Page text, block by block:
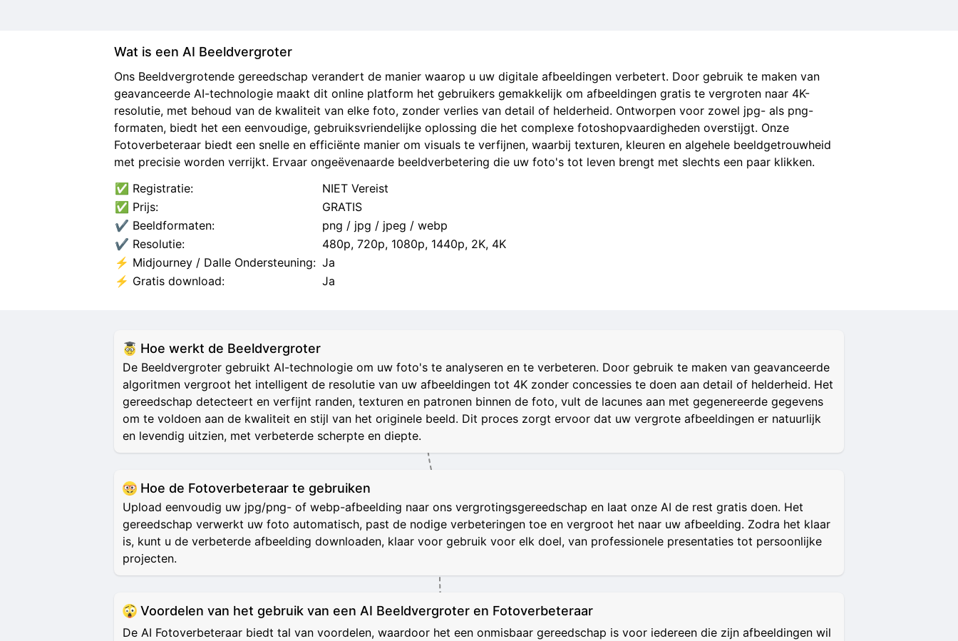
Wat is een AI Beeldvergroter
Ons Beeldvergrotende gereedschap verandert de manier waarop u uw digitale afbeeldingen verbetert. Door gebruik te maken van
geavanceerde AI-technologie maakt dit online platform het gebruikers gemakkelijk om afbeeldingen gratis te vergroten naar 4K-
resolutie, met behoud van de kwaliteit van elke foto, zonder verlies van detail of helderheid. Ontworpen voor zowel jpg- als png-
formaten, biedt het een eenvoudige, gebruiksvriendelijke oplossing die het complexe fotoshopvaardigheden overstijgt. Onze
Fotoverbeteraar biedt een snelle en efficiënte manier om visuals te verfijnen, waarbij texturen, kleuren en algehele beeldgetrouwheid
met precisie worden verrijkt. Ervaar ongeëvenaarde beeldverbetering die uw foto's tot leven brengt met slechts een paar klikken.
✅ Registratie:
NIET Vereist
✅ Prijs:
GRATIS
✔️ Beeldformaten:
png / jpg / jpeg / webp
✔️ Resolutie:
480p, 720p, 1080p, 1440p, 2K, 4K
⚡ Midjourney / Dalle Ondersteuning: Ja
⚡ Gratis download:
Ja
Hoe werkt de Beeldvergroter
De Beeldvergroter gebruikt AI-technologie om uw foto's te analyseren en te verbeteren. Door gebruik te maken van geavanceerde
algoritmen vergroot het intelligent de resolutie van uw afbeeldingen tot 4K zonder concessies te doen aan detail of helderheid. Het
gereedschap detecteert en verfijnt randen, texturen en patronen binnen de foto, vult de lacunes aan met gegenereerde gegevens
om te voldoen aan de kwaliteit en stijl van het originele beeld. Dit proces zorgt ervoor dat uw vergrote afbeeldingen er natuurlijk
en levendig uitzien, met verbeterde scherpte en diepte.
Hoe de Fotoverbeteraar te gebruiken
Upload eenvoudig uw jpg/png- of webp-afbeelding naar ons vergrotingsgereedschap en laat onze AI de rest gratis doen. Het
gereedschap verwerkt uw foto automatisch, past de nodige verbeteringen toe en vergroot het naar uw afbeelding. Zodra het klaar
is, kunt u de verbeterde afbeelding downloaden, klaar voor gebruik voor elk doel, van professionele presentaties tot persoonlijke
projecten.
Voordelen van het gebruik van een AI Beeldvergroter en Fotoverbeteraar
De AI Fotoverbeteraar biedt tal van voordelen, waardoor het een onmisbaar gereedschap is voor iedereen die zijn afbeeldingen wil